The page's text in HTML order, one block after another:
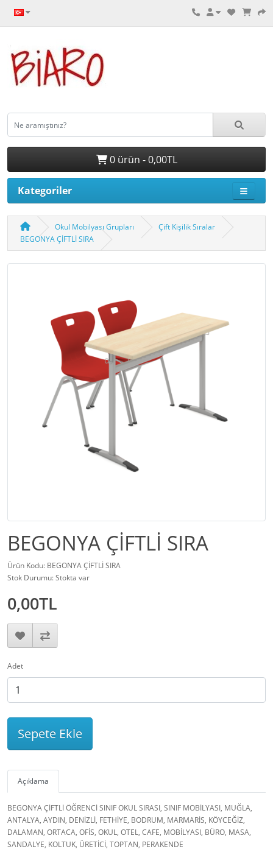
0 ürün - 0,00TL
Kategoriler
Okul Mobilyası Grupları
Çift Kişilik Sıralar
BEGONYA ÇİFTLİ SIRA
BEGONYA ÇİFTLİ SIRA
Ürün Kodu: BEGONYA ÇİFTLİ SIRA
Stok Durumu: Stokta var
0,00TL
Adet
Sepete Ekle
Açıklama
BEGONYA ÇİFTLİ ÖĞRENCİ SINIF OKUL SIRASI, SINIF MOBİLYASI, MUĞLA,
ANTALYA, AYDIN, DENİZLİ, FETHİYE, BODRUM, MARMARİS, KÖYCEĞİZ,
DALAMAN, ORTACA, OFİS, OKUL, OTEL, CAFE, MOBİLYASI, BÜRO, MASA,
SANDALYE, KOLTUK, ÜRETİCİ, TOPTAN, PERAKENDE